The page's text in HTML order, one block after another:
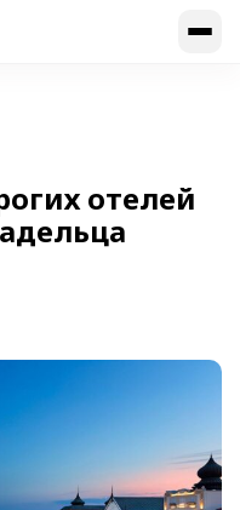
отелей